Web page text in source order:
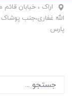
اراک ، خیابان
الله غفاری،جنب پوشاک
پارس